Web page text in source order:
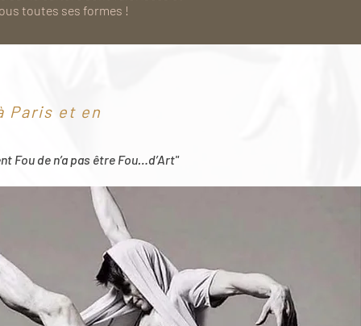
toutes ses formes !
Paris et en
Fou de n’a pas être Fou…d’Art"